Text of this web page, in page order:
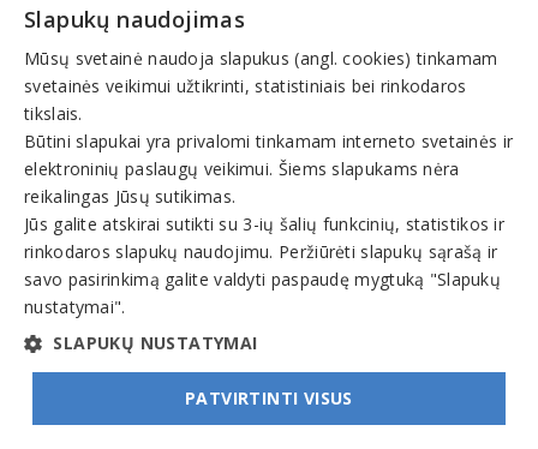
SoDra įmokų suma:
3 439,19 € (2026 m. 06 mėn.)
Veiklos sritys
Kultūrinės veiklos centrai
Muziejai
© INFOMINTA, UAB. Visos teisės saugomos. Telefonas
info@1551.info
Slapukų naudojimas
Mūsų svetainė naudoja slapukus (angl. cookies) tinkamam
svetainės veikimui užtikrinti, statistiniais bei rinkodaros
tikslais.
Būtini slapukai yra privalomi tinkamam interneto svetainės ir
elektroninių paslaugų veikimui. Šiems slapukams nėra
reikalingas Jūsų sutikimas.
Jūs galite atskirai sutikti su 3-ių šalių funkcinių, statistikos ir
rinkodaros slapukų naudojimu. Peržiūrėti slapukų sąrašą ir
savo pasirinkimą galite valdyti paspaudę mygtuką "Slapukų
nustatymai".
SLAPUKŲ NUSTATYMAI
PATVIRTINTI VISUS